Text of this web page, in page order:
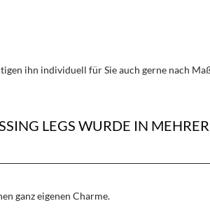
ihn individuell für Sie auch gerne nach
LEGS WURDE IN
ganz eigenen Charme.